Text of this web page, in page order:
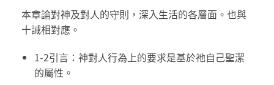
本章論對神及對人的守則，深入生活的各層面。也與
十誡相對應。
1-2引言：神對人行為上的要求是基於祂自己聖潔
的屬性。